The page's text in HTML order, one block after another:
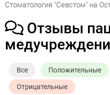
Стоматология "Севстом" на
Отзывы
Все Положительные
Отрицательные